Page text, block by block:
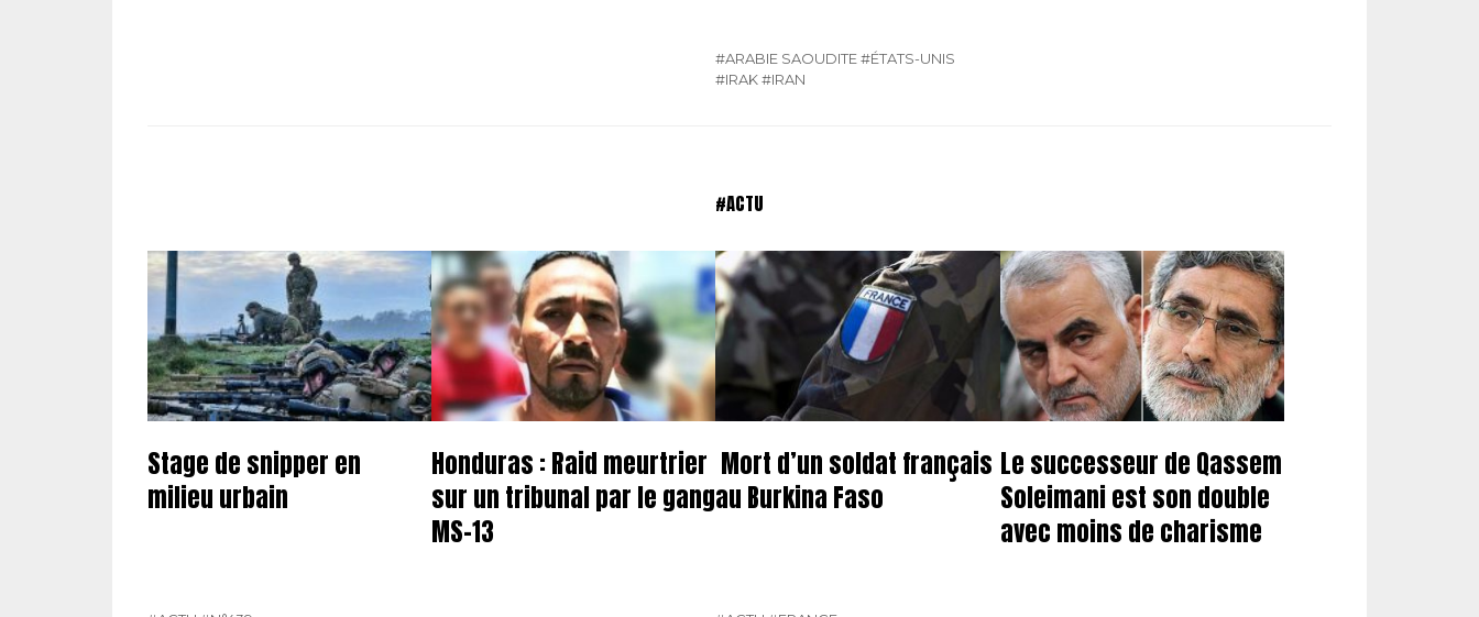
#ARABIE SAOUDITE #ÉTATS-UNIS
#IRAK #IRAN
#ACTU
Stage de snipper en
milieu urbain
Honduras : Raid meurtrier
sur un tribunal par le gang
MS-13
Mort d’un soldat français
au Burkina Faso
Le successeur de Qassem
Soleimani est son double
avec moins de charisme